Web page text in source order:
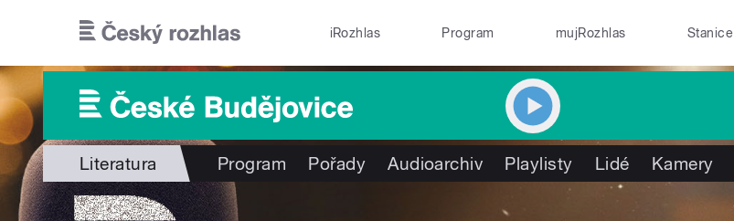
iRozhlas Program mujRozhlas Stanice
Literatura Program Pořady Audioarchiv Playlisty Lidé Kamery